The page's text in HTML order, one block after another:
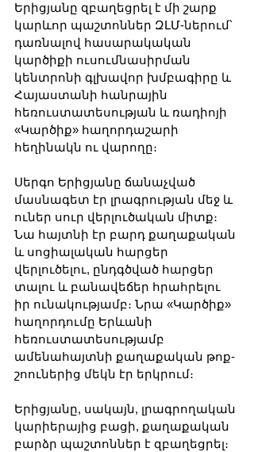
Երիցյանը զբաղեցրել է մի շարք
կարևոր պաշտոններ ԶԼՄ-ներում՝
դառնալով հասարակական
կարծիքի ուսումնասիրման
կենտրոնի գլխավոր խմբագիրը և
Հայաստանի հանրային
հեռուստատեսության և ռադիոյի
«Կարծիք» հաղորդաշարի
հեղինակն ու վարողը։
Սերգո Երիցյանը ճանաչված
մասնագետ էր լրագրության մեջ և
ուներ սուր վերլուծական միտք։
Նա հայտնի էր բարդ քաղաքական
և սոցիալական հարցեր
վերլուծելու, ընդգծված հարցեր
տալու և բանավեճեր հրահրելու
իր ունակությամբ։ Նրա «Կարծիք»
հաղորդումը Երևանի
հեռուստատեսությամբ
ամենահայտնի քաղաքական թոք-
շոուներից մեկն էր երկրում։
Երիցյանը, սակայն, լրագրողական
կարիերայից բացի, քաղաքական
բարձր պաշտոններ է զբաղեցրել։